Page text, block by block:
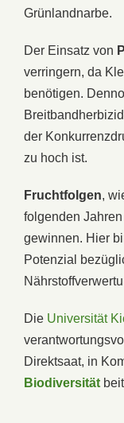
Grünlandnarbe.
Der Einsatz von
verringern, da
benötigen.
der
zu hoch ist.
Fruchtfolgen,
folgenden
gewinnen. Hier
Potenzial
Die Universität
Direktsaat, in
Biodiversität